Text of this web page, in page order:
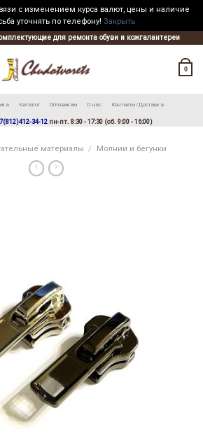
с изменением курса валют, цены и наличие
уточнять по телефону! Закрыть
Skip
to
для ремонта обуви и кожгалантереи
0
Каталог Оптовикам О нас Контакты/Доставка
34-12 пн-пт. 8:30 - 17:30 (сб. 9:00 - 16:00)
материалы / Молнии и бегунки